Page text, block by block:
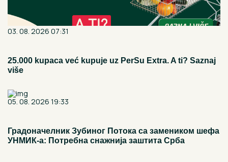
03. 08. 2026 07:31
25.000 kupaca već kupuje uz PerSu Extra. A ti? Saznaj
više
05. 08. 2026 19:33
Градоначелник Зубиног Потока са замеником шефа
УНМИК-а: Потребна снажнија заштита Срба